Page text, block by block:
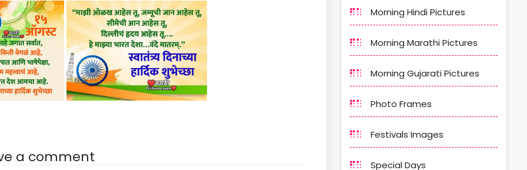
a comment
Morning Hindi Pictures
Morning Marathi Pictures
Morning Gujarati Pictures
Photo Frames
Festivals Images
Special Days